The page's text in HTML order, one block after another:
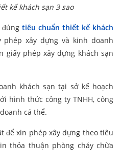
kế khách sạn 3 sao
tiêu chuẩn thiết kế khách
xây dựng và kinh doanh
giấy phép xây dựng khách sạn
khách sạn tại sở kế hoạch
hình thức công ty TNHH, công
cá thể.
để xin phép xây dựng theo tiêu
thỏa thuận phòng cháy chữa